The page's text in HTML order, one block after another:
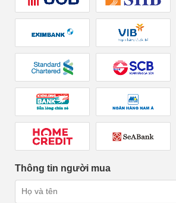
Thông tin người mua